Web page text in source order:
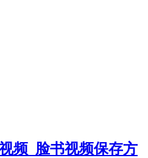
频_脸书视频保存方